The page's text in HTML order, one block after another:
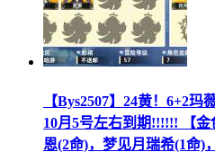
【Bys2507】24黄！6+2
10月5号左右到期!!!!!! 【
恩(2命)，梦见月瑞希(1命)